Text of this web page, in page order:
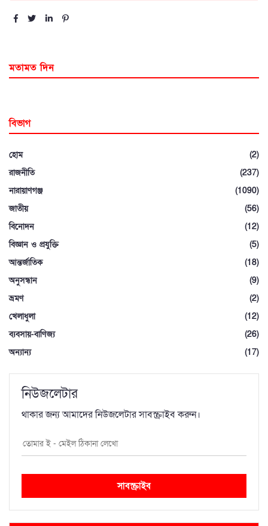
মতামত দিন
বিভাগ
হোম
(2)
রাজনীতি
(237)
নারায়াণগঞ্জ
(1090)
জাতীয়
(56)
বিনোদন
(12)
বিজ্ঞান ও প্রযুক্তি
(5)
আন্তর্জাতিক
(18)
অনুসন্ধান
(9)
ভ্রমণ
(2)
খেলাধুলা
(12)
ব্যবসায়-বাণিজ্য
(26)
অন্যান্য
(17)
নিউজলেটার
থাকার জন্য আমাদের নিউজলেটার সাবস্ক্রাইব করুন।
সাবস্ক্রাইব